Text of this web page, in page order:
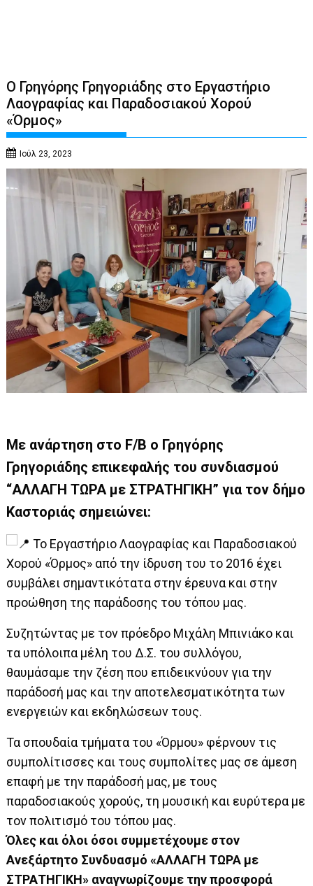
Ο Γρηγόρης Γρηγοριάδης στο Εργαστήριο
Λαογραφίας και Παραδοσιακού Χορού
«Όρμος»
Ιούλ 23, 2023
Με ανάρτηση στο F/B ο Γρηγόρης
Γρηγοριάδης επικεφαλής του συνδιασμού
“ΑΛΛΑΓΗ ΤΩΡΑ με ΣΤΡΑΤΗΓΙΚΗ” για τον δήμο
Καστοριάς σημειώνει:
Το Εργαστήριο Λαογραφίας και Παραδοσιακού
Χορού «Όρμος» από την ίδρυση του το 2016 έχει
συμβάλει σημαντικότατα στην έρευνα και στην
προώθηση της παράδοσης του τόπου μας.
Συζητώντας με τον πρόεδρο Μιχάλη Μπινιάκο και
τα υπόλοιπα μέλη του Δ.Σ. του συλλόγου,
θαυμάσαμε την ζέση που επιδεικνύουν για την
παράδοσή μας και την αποτελεσματικότητα των
ενεργειών και εκδηλώσεων τους.
Τα σπουδαία τμήματα του «Όρμου» φέρνουν τις
συμπολίτισσες και τους συμπολίτες μας σε άμεση
επαφή με την παράδοσή μας, με τους
παραδοσιακούς χορούς, τη μουσική και ευρύτερα με
τον πολιτισμό του τόπου μας.
Όλες και όλοι όσοι συμμετέχουμε στον
Ανεξάρτητο Συνδυασμό «ΑΛΛΑΓΗ ΤΩΡΑ με
ΣΤΡΑΤΗΓΙΚΗ» αναγνωρίζουμε την προσφορά